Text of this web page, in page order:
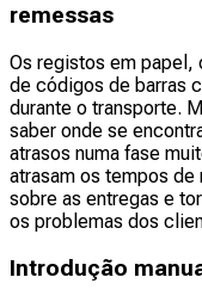
remessas
Os registos em papel,
de códigos de barras
durante o transporte.
saber onde se
atrasos numa fase
atrasam os tempos
sobre as entregas e
os problemas dos
Introdução